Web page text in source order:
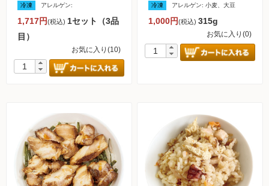
調味料
飲料品
粉・餅
健康応援グッズ
石けん・生活用品
冷凍 アレルゲン:
1,717円(税込) 1セット（3品
目）
お気に入り(10)
冷凍 アレルゲン:小麦、大豆
1,000円(税込)315g
お気に入り(0)